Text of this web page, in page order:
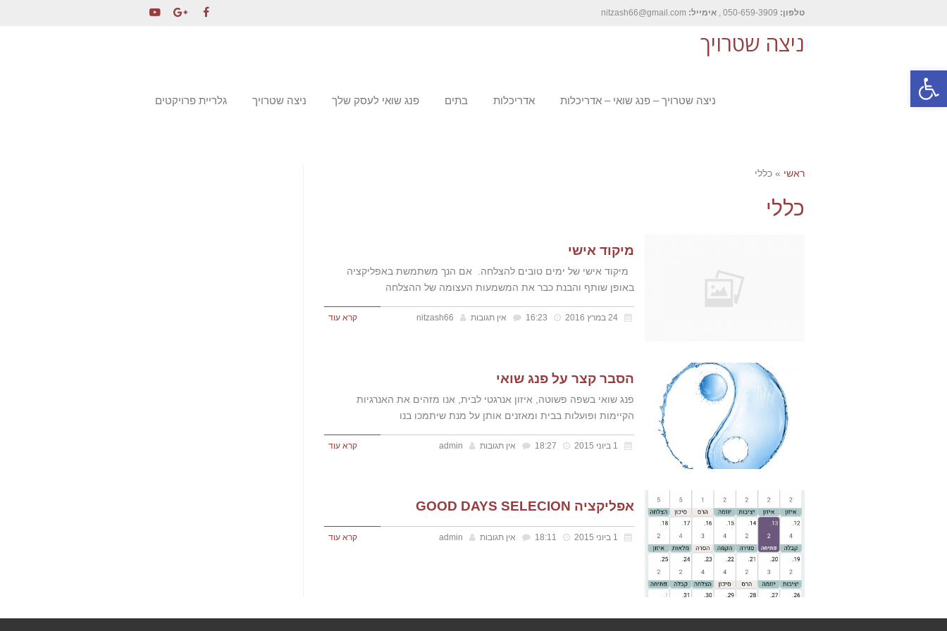
פתח סרגל נגישות
טלפון: אימייל:
ניצה שטרויך
ניצה שטרויך – פנג שואי – אדריכלות אדריכלות בתים פנג שואי לעסק שלך ניצה שטרויך גלריית פרויקטים
ראשי » כללי
כללי
מיקוד אישי
מיקוד אישי של ימים טובים להצלחה. אם הנך משתמשת באפליקציה
באופן שותף והבנת כבר את המשמעות העצומה של ההצלחה
24 במרץ 2016 אין תגובות nitzash66 קרא עוד
הסבר קצר על פנג שואי
פנג שואי בשפה פשוטה, איזון אנרגטי לבית, אנו מזהים את האנרגיות
הקיימות ופועלות בבית ומאזנים אותן על מנת שיתמכו בנו
אין תגובות admin קרא עוד
אפליקציה GOOD DAYS SELECION
אין תגובות admin קרא עוד